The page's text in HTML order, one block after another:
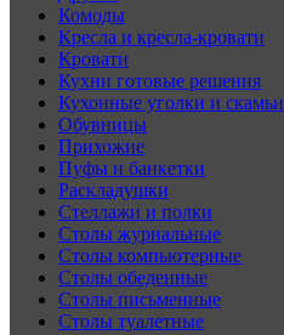
Комоды
Кресла и кресла-кровати
Кровати
Кухни готовые решения
Кухонные уголки и скамьи
Обувницы
Прихожие
Пуфы и банкетки
Раскладушки
Стеллажи и полки
Столы журнальные
Столы компьютерные
Столы обеденные
Столы письменные
Столы туалетные